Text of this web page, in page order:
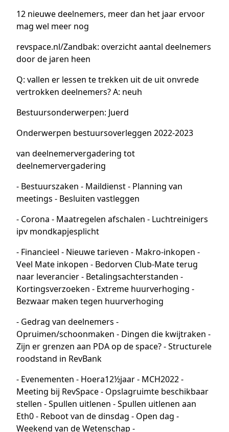
12 nieuwe deelnemers, meer dan het jaar ervoor
mag wel meer nog
revspace.nl/Zandbak: overzicht aantal deelnemers
door de jaren heen
Q: vallen er lessen te trekken uit de uit onvrede
vertrokken deelnemers? A: neuh
Bestuursonderwerpen: Juerd
Onderwerpen bestuursoverleggen 2022-2023
van deelnemervergadering tot
deelnemervergadering
- Bestuurszaken - Maildienst - Planning van
meetings - Besluiten vastleggen
- Corona - Maatregelen afschalen - Luchtreinigers
ipv mondkapjesplicht
- Financieel - Nieuwe tarieven - Makro-inkopen -
Veel Mate inkopen - Bedorven Club-Mate terug
naar leverancier - Betalingsachterstanden -
Kortingsverzoeken - Extreme huurverhoging -
Bezwaar maken tegen huurverhoging
- Gedrag van deelnemers -
Opruimen/schoonmaken - Dingen die kwijtraken -
Zijn er grenzen aan PDA op de space? - Structurele
roodstand in RevBank
- Evenementen - Hoera12½jaar - MCH2022 -
Meeting bij RevSpace - Opslagruimte beschikbaar
stellen - Spullen uitlenen - Spullen uitlenen aan
Eth0 - Reboot van de dinsdag - Open dag -
Weekend van de Wetenschap -